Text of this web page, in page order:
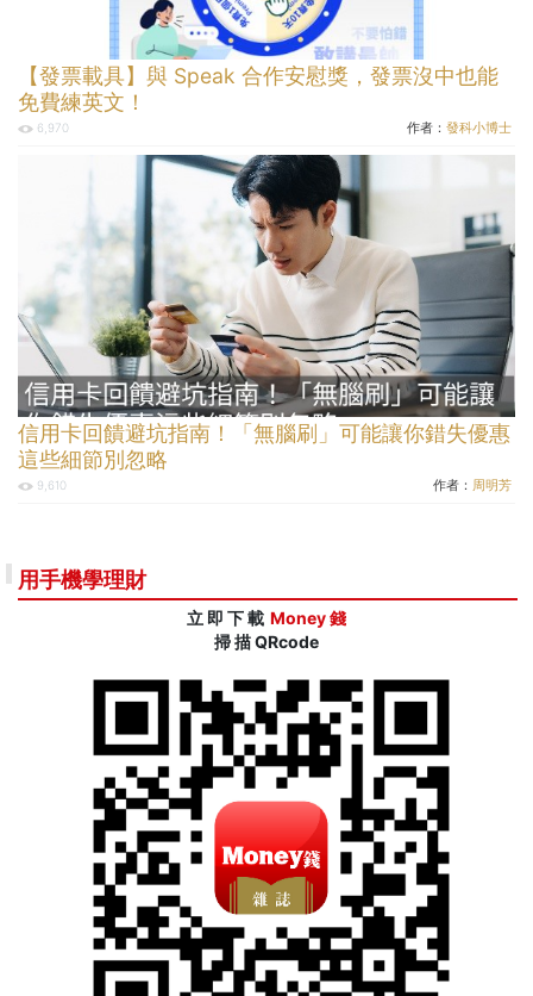
【發票載具】與 Speak 合作安慰獎，發票沒中也能
免費練英文！
6,970 作者： 發科小博士
信用卡回饋避坑指南！「無腦刷」可能讓你錯失優惠
這些細節別忽略
9,610 作者： 周明芳
用手機學理財
立 即 下 載 Money 錢
掃 描 QRcode